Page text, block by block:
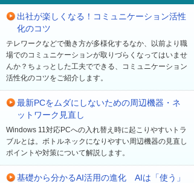
出社が楽しくなる！コミュニケーション活性
化のコツ
テレワークなどで働き方が多様化するなか、以前より職
場でのコミュニケーションが取りづらくなってはいませ
んか？ちょっとした工夫でできる、コミュニケーション
活性化のコツをご紹介します。
最新PCをムダにしないための周辺機器・ネ
ットワーク見直し
Windows 11対応PCへの入れ替え時に起こりやすいトラ
ブルとは。ボトルネックになりやすい周辺機器の見直し
ポイントや対策について解説します。
基礎から分かるAI活用の進化 AIは「使う」